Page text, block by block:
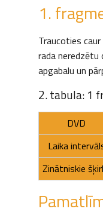
1.
Traucoties
rada neredzētu
apgabalu un
2. tabula: 1
DVD
Laika
Zinātniskie